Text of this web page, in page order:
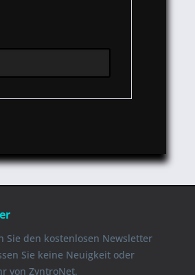
Sie den kostenlosen Newsletter
Sie keine Neuigkeit oder
von ZyntroNet.